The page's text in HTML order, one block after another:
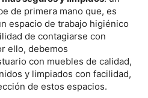
de primera mano que, es
espacio de trabajo higiénico
de contagiarse con
ello, debemos
con muebles de calidad,
y limpiados con facilidad,
de estos espacios.